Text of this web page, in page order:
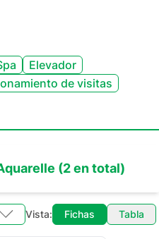
Elevador
de visitas
(2en total)
Vista: Fichas Tabla